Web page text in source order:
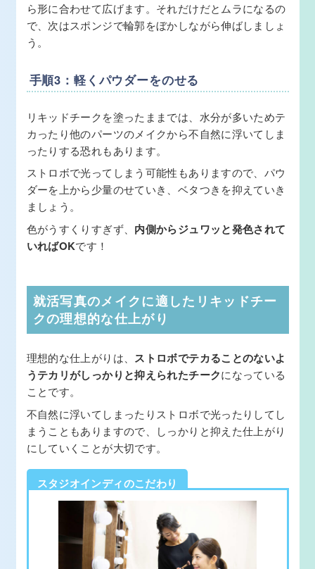
ら形に合わせて広げます。それだけだとムラになるの
で、次はスポンジで輪郭をぼかしながら伸ばしましょ
う。
手順3：軽くパウダーをのせる
リキッドチークを塗ったままでは、水分が多いためテ
カったり他のパーツのメイクから不自然に浮いてしま
ったりする恐れもあります。
ストロボで光ってしまう可能性もありますので、パウ
ダーを上から少量のせていき、ベタつきを抑えていき
ましょう。
色がうすくりすぎず、 内側からジュワッと発色されて
いればOKです！
就活写真のメイクに適したリキッドチー
クの理想的な仕上がり
理想的な仕上がりは、 ストロボでテカることのないよ
うテカリがしっかりと抑えられたチークになっている
ことです。
不自然に浮いてしまったりストロボで光ったりしてし
まうこともありますので、しっかりと抑えた仕上がり
にしていくことが大切です。
スタジオインディのこだわり